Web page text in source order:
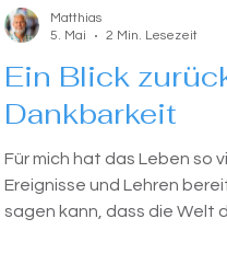
Ein Blick
Dankbarkeit
Für mich hat das Leben so
Ereignisse und Lehren
sagen kann, dass die Welt
Matthias
5. Mai
2 Min. Lesezeit